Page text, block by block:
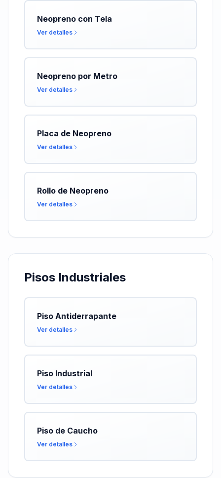
Neopreno con Tela
Ver detalles
Neopreno por Metro
Ver detalles
Placa de Neopreno
Ver detalles
Rollo de Neopreno
Ver detalles
Pisos Industriales
Piso Antiderrapante
Ver detalles
Piso Industrial
Ver detalles
Piso de Caucho
Ver detalles